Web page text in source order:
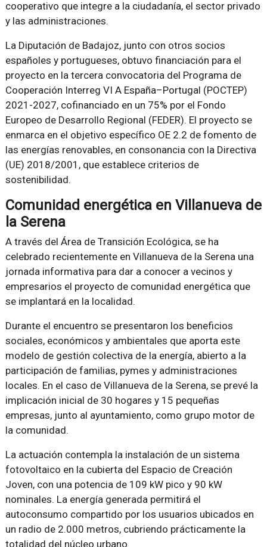
cooperativo que integre a la ciudadanía, el sector privado
y las administraciones.
La Diputación de Badajoz, junto con otros socios
españoles y portugueses, obtuvo financiación para el
proyecto en la tercera convocatoria del Programa de
Cooperación Interreg VI A España–Portugal (POCTEP)
2021-2027, cofinanciado en un 75% por el Fondo
Europeo de Desarrollo Regional (FEDER). El proyecto se
enmarca en el objetivo específico OE 2.2 de fomento de
las energías renovables, en consonancia con la Directiva
(UE) 2018/2001, que establece criterios de
sostenibilidad.
Comunidad energética en Villanueva de
la Serena
A través del Área de Transición Ecológica, se ha
celebrado recientemente en Villanueva de la Serena una
jornada informativa para dar a conocer a vecinos y
empresarios el proyecto de comunidad energética que
se implantará en la localidad.
Durante el encuentro se presentaron los beneficios
sociales, económicos y ambientales que aporta este
modelo de gestión colectiva de la energía, abierto a la
participación de familias, pymes y administraciones
locales. En el caso de Villanueva de la Serena, se prevé la
implicación inicial de 30 hogares y 15 pequeñas
empresas, junto al ayuntamiento, como grupo motor de
la comunidad.
La actuación contempla la instalación de un sistema
fotovoltaico en la cubierta del Espacio de Creación
Joven, con una potencia de 109 kW pico y 90 kW
nominales. La energía generada permitirá el
autoconsumo compartido por los usuarios ubicados en
un radio de 2.000 metros, cubriendo prácticamente la
totalidad del núcleo urbano.